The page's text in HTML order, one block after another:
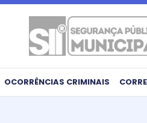
OCORRÊNCIAS CRIMINAIS